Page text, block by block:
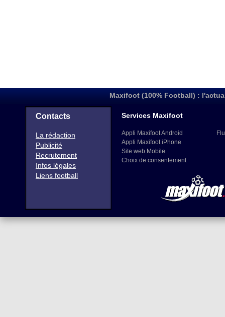
Maxifoot (100% Football) :
Contacts
La rédaction
Publicité
Recrutement
Infos légales
Liens football
Services Maxifoot
Appli Maxifoot Android
Appli Maxifoot iPhone
Site web Mobile
Choix de consentement